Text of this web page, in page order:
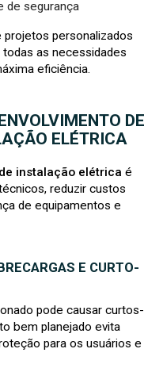
de segurança
personalizados
todas as necessidades
eficiência.
DE
ELÉTRICA
instalação elétrica é
reduzir custos
de equipamentos e
E CURTO-
pode causar curtos-
bem planejado evita
para os usuários e